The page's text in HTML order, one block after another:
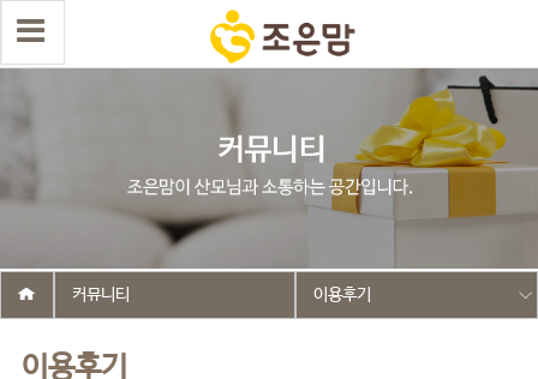
이용후기
커뮤니티 이용후기